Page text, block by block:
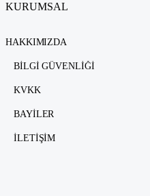
KURUMSAL
HAKKIMIZDA
BILGI GÜVENLIĞI
KVKK
BAYILER
İLETIŞIM